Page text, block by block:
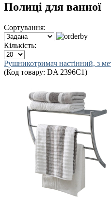
Полиці для ванної
Сортування:
Кількість:
Рушникотримач настінний, з
(Код товару: DA 2396C1)